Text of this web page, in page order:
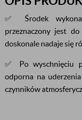
✅ Środek
przeznaczony jest do
doskonale nadaje się
✅ Po wyschnięciu
odporna na
czynników